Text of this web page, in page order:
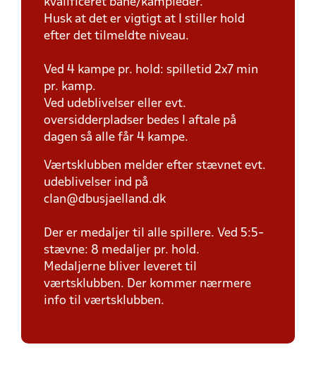
kvalificeret bane/kampleder.
Husk at det er vigtigt at I stiller hold
efter det tilmeldte niveau.
Ved 4 kampe pr. hold: spilletid 2x7 min
pr. kamp.
Ved udeblivelser eller evt.
oversidderpladser bedes I aftale på
dagen så alle får 4 kampe.
Værtsklubben melder efter stævnet evt.
udeblivelser ind på
clan@dbusjaelland.dk
Der er medaljer til alle spillere. Ved 5:5-
stævne: 8 medaljer pr. hold.
Medaljerne bliver leveret til
værtsklubben. Der kommer nærmere
info til værtsklubben.